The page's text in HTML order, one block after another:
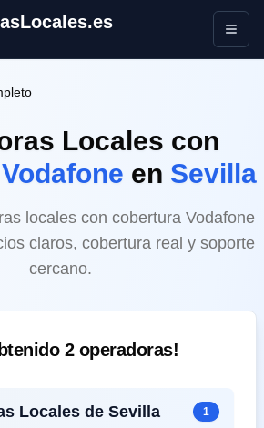
Abrir
Locales con
Vodafone en Sevilla
locales con cobertura Vodafone
claros, cobertura real y soporte
cercano.
2operadoras!
Locales de Sevilla 1